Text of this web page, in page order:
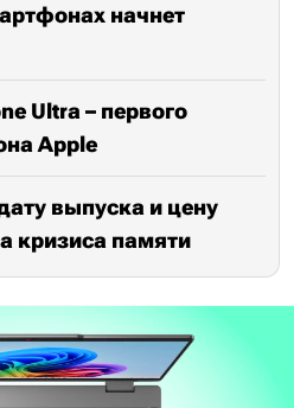
начнет
Ultra – первого
Apple
выпуска и цену
кризиса памяти